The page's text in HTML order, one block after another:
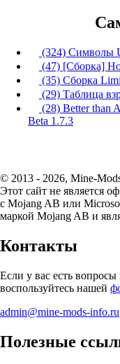
(324) Символы
(47) [Сборка]
(35) Сборка
(29) Таблица
(28) Better than
Beta 1.7.3
© 2013 - 2026, Mine-
Этот сайт не является
с Mojang AB или
маркой Mojang AB и
Контакты
Если у вас есть
воспользуйтесь нашей
admin@mine-mods-info.ru
Полезные